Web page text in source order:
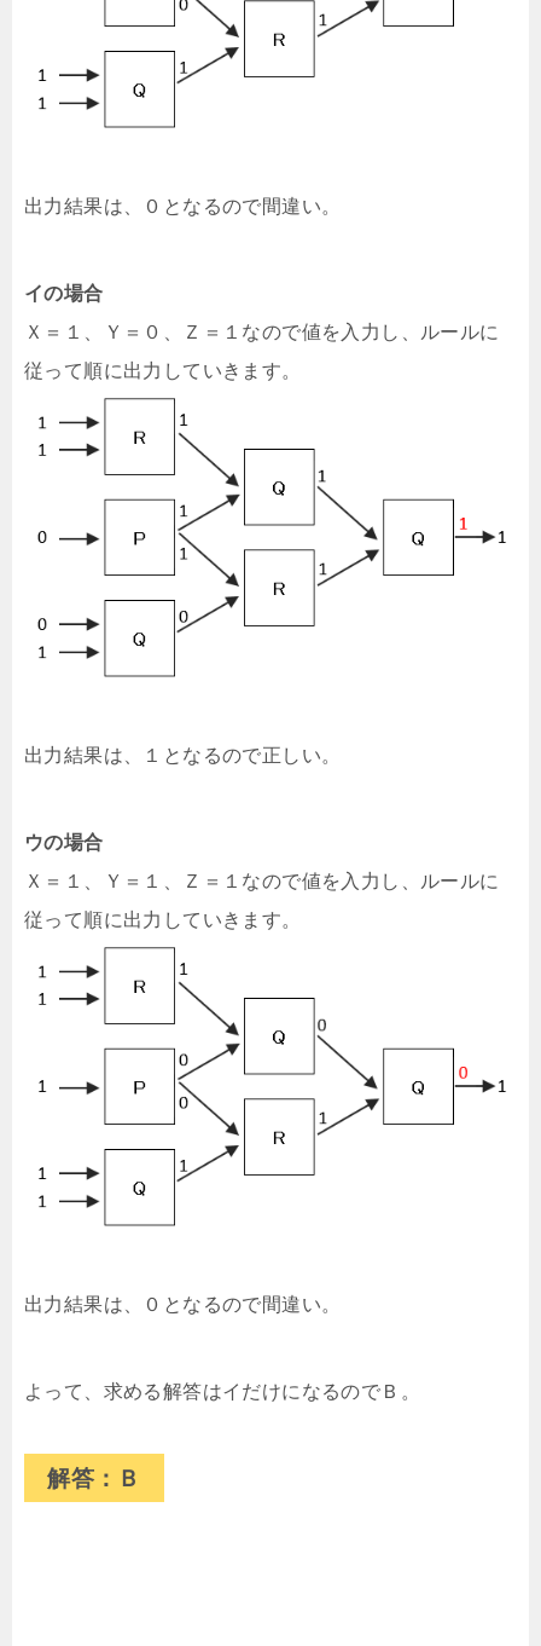
出力結果は、０となるので間違い。
イの場合
Ｘ＝１、Ｙ＝０、Ｚ＝１なので値を入力し、ルールに
従って順に出力していきます。
出力結果は、１となるので正しい。
ウの場合
Ｘ＝１、Ｙ＝１、Ｚ＝１なので値を入力し、ルールに
従って順に出力していきます。
出力結果は、０となるので間違い。
よって、求める解答はイだけになるのでＢ。
解答：Ｂ